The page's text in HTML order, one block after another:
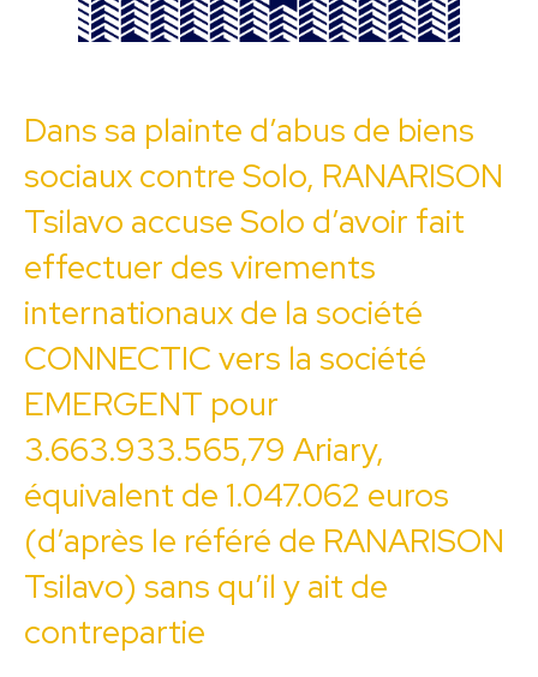
Dans sa plainte d’abus de biens
sociaux contre Solo, RANARISON
Tsilavo accuse Solo d’avoir fait
effectuer des virements
internationaux de la société
CONNECTIC vers la société
EMERGENT pour
3.663.933.565,79 Ariary,
équivalent de 1.047.062 euros
(d’après le référé de RANARISON
Tsilavo) sans qu’il y ait de
contrepartie